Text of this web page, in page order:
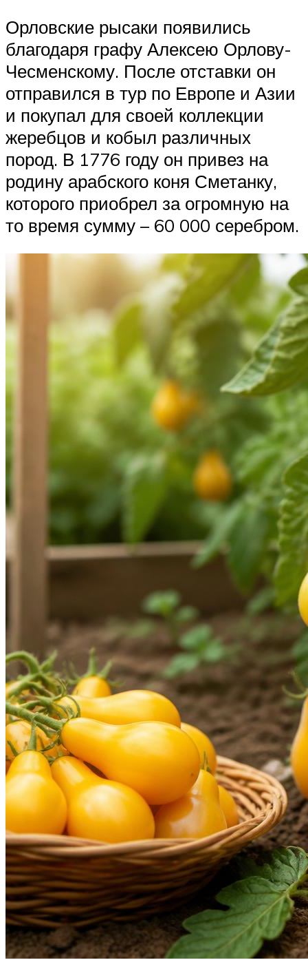
Орловские рысаки появились
благодаря графу Алексею Орлову-
Чесменскому. После отставки он
отправился в тур по Европе и Азии
и покупал для своей коллекции
жеребцов и кобыл различных
пород. В 1776 году он привез на
родину арабского коня Сметанку,
которого приобрел за огромную на
то время сумму – 60 000 серебром.